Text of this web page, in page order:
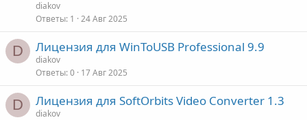
diakov
Ответы 1 24 Авг 2025
D Лицензия для WinToUSB Professional 9.9
diakov
Ответы 0 17 Авг 2025
D Лицензия для SoftOrbits Video Converter 1.3
diakov